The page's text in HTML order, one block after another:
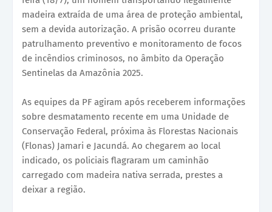
madeira extraída de uma área de proteção ambiental,
sem a devida autorização. A prisão ocorreu durante
patrulhamento preventivo e monitoramento de focos
de incêndios criminosos, no âmbito da Operação
Sentinelas da Amazônia 2025.
As equipes da PF agiram após receberem informações
sobre desmatamento recente em uma Unidade de
Conservação Federal, próxima às Florestas Nacionais
(Flonas) Jamari e Jacundá. Ao chegarem ao local
indicado, os policiais flagraram um caminhão
carregado com madeira nativa serrada, prestes a
deixar a região.